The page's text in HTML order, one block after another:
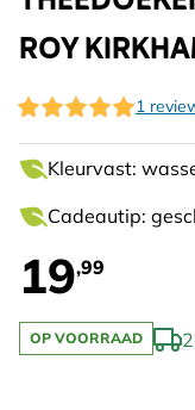
ROY
1
Kleurvast:
Cadeautip:
19,99
OP VOORRAAD